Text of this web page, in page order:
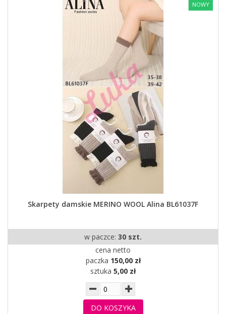
NOWY
Skarpety damskie MERINO WOOL Alina BL61037F
w paczce: 30 szt.
cena netto
paczka 150,00 zł
sztuka 5,00 zł
DO KOSZYKA